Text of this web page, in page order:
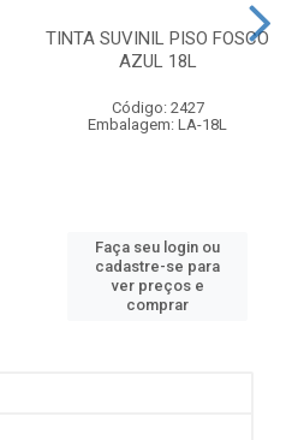
TINTA SUVINIL PISO FOSCO
AZUL 18L
Código: 2427
Embalagem: LA-18L
Faça seu login ou
cadastre-se para
ver preços e
comprar